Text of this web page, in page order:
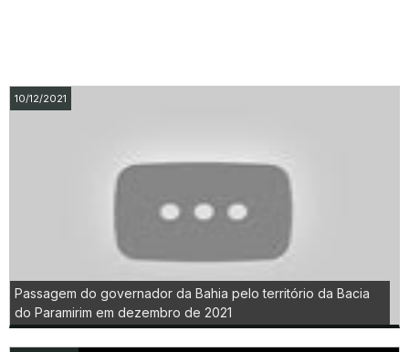
10/12/2021
Passagem do governador da Bahia pelo território da Bacia
do Paramirim em dezembro de 2021